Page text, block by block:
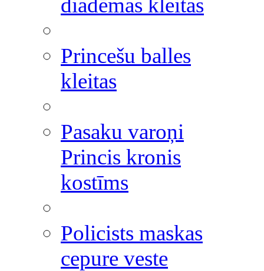
diadēmas kleitas
Princešu balles
kleitas
Pasaku varoņi
Princis kronis
kostīms
Policists maskas
cepure veste